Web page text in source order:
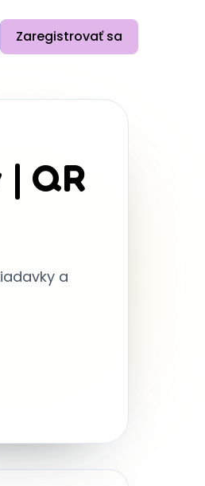
Zaregistrovať sa
QR
a